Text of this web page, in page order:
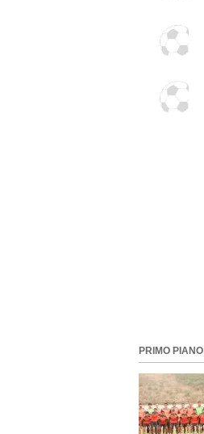
PRIMO PIANO